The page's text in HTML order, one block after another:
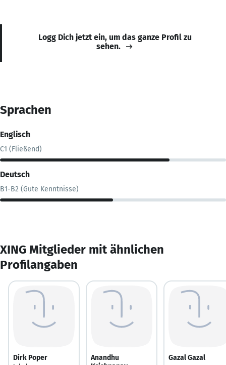
Logg Dich jetzt ein, um das ganze Profil zu
sehen.
Sprachen
Englisch
C1 (Fließend)
Deutsch
B1-B2 (Gute Kenntnisse)
XING Mitglieder mit ähnlichen
Profilangaben
Dirk Poper
Anandhu
Gazal Gazal